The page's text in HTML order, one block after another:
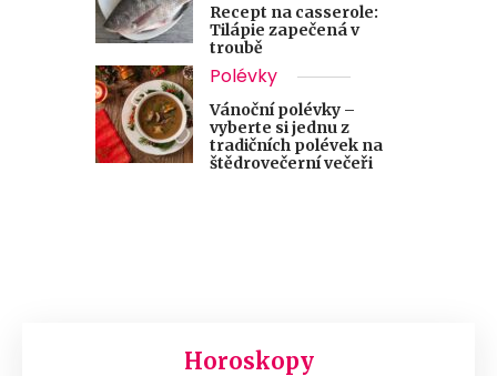
Recept na casserole:
Tilápie zapečená v
troubě
Polévky
Vánoční polévky –
vyberte si jednu z
tradičních polévek na
štědrovečerní večeři
Horoskopy